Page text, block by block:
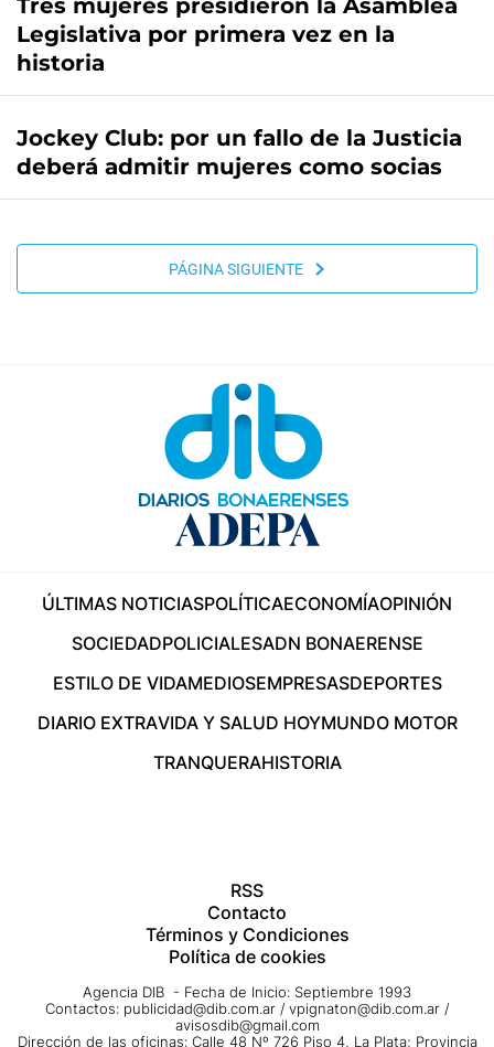
Tres mujeres presidieron la Asamblea
Legislativa por primera vez en la
historia
Jockey Club: por un fallo de la Justicia
deberá admitir mujeres como socias
PÁGINA SIGUIENTE
ÚLTIMAS NOTICIASPOLÍTICAECONOMÍAOPINIÓN
SOCIEDADPOLICIALESADN BONAERENSE
ESTILO DE VIDAMEDIOSEMPRESASDEPORTES
DIARIO EXTRAVIDA Y SALUD HOYMUNDO MOTOR
TRANQUERAHISTORIA
RSS
Contacto
Términos y Condiciones
Política de cookies
Agencia DIB - Fecha de Inicio: Septiembre 1993
Contactos: publicidad@dib.com.ar / vpignaton@dib.com.ar /
avisosdib@gmail.com
Dirección de las oficinas: Calle 48 Nº 726 Piso 4, La Plata; Provincia